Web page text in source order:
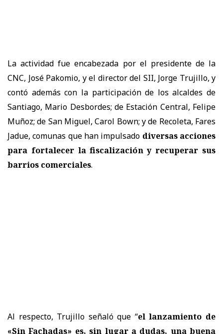
La actividad fue encabezada por el presidente de la
CNC, José Pakomio, y el director del SII, Jorge Trujillo, y
contó además con la participación de los alcaldes de
Santiago, Mario Desbordes; de Estación Central, Felipe
Muñoz; de San Miguel, Carol Bown; y de Recoleta, Fares
Jadue, comunas que han impulsado diversas acciones
para fortalecer la fiscalización y recuperar sus
barrios comerciales.
Al respecto, Trujillo señaló que “el lanzamiento de
«Sin Fachadas» es, sin lugar a dudas, una buena